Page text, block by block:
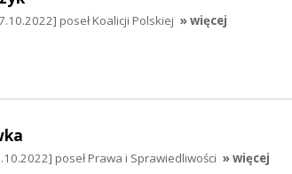
poseł Koalicji Polskiej » więcej
poseł Prawa i Sprawiedliwości » więcej